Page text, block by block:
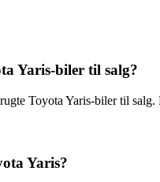
Yaris-biler til salg?
Toyota Yaris-biler til
Yaris?